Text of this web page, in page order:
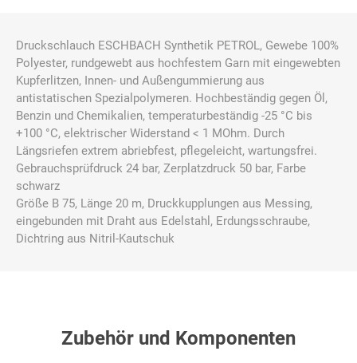
Druckschlauch ESCHBACH Synthetik PETROL, Gewebe 100%
Polyester, rundgewebt aus hochfestem Garn mit eingewebten
Kupferlitzen, Innen- und Außengummierung aus
antistatischen Spezialpolymeren. Hochbeständig gegen Öl,
Benzin und Chemikalien, temperaturbeständig -25 °C bis
+100 °C, elektrischer Widerstand < 1 MOhm. Durch
Längsriefen extrem abriebfest, pflegeleicht, wartungsfrei.
Gebrauchsprüfdruck 24 bar, Zerplatzdruck 50 bar, Farbe
schwarz
Größe B 75, Länge 20 m, Druckkupplungen aus Messing,
eingebunden mit Draht aus Edelstahl, Erdungsschraube,
Dichtring aus Nitril-Kautschuk
Zubehör und Komponenten